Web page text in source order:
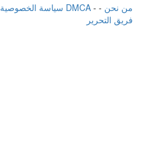
سياسة الخصوصية حقوق الملكية الفكرية DMCA - من نحن -
فريق التحرير